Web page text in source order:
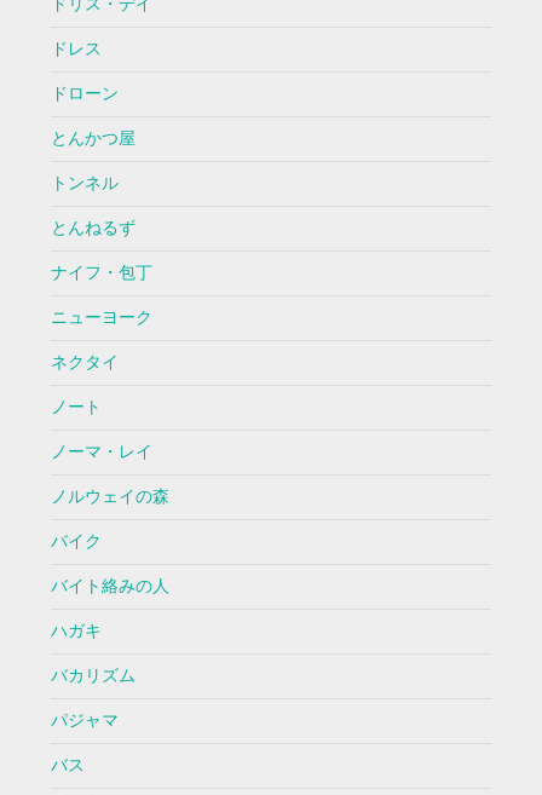
ドリス・デイ
ドレス
ドローン
とんかつ屋
トンネル
とんねるず
ナイフ・包丁
ニューヨーク
ネクタイ
ノート
ノーマ・レイ
ノルウェイの森
バイク
バイト絡みの人
ハガキ
バカリズム
パジャマ
バス